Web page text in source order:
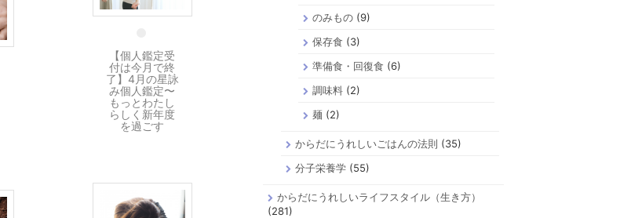
【個人鑑定受
付は今月で終
了】4月の星詠
み個人鑑定〜
もっとわたし
らしく新年度
を過ごす
のみもの(9)
保存食 (3)
準備食・回復食 (6)
調味料(2)
麺 (2)
からだにうれしいごはんの法則 (35)
分子栄養学(55)
からだにうれしいライフスタイル（生き方）
(281)